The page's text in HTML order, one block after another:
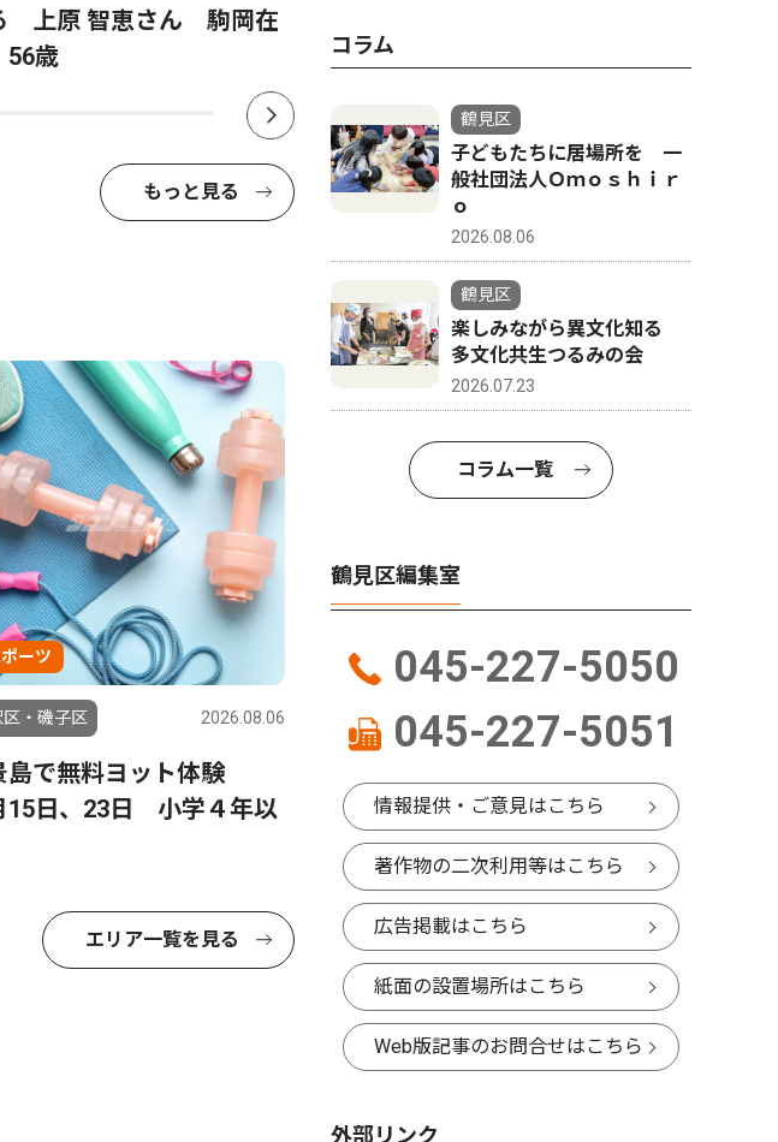
上原 智恵さん 駒岡在
歳
もっと見る
ーツ
区・磯子区 2026.08.06
島で無料ヨット体験
15日、23日 小学４年以
エリア一覧を見る
コラム
鶴見区
子どもたちに居場所を 一
般社団法人Ｏｍｏｓｈｉｒ
ｏ
2026.08.06
鶴見区
楽しみながら異文化知る
多文化共生つるみの会
2026.07.23
コラム一覧
鶴見区編集室
045-227-5050
045-227-5051
情報提供・ご意見はこちら
著作物の二次利用等はこちら
広告掲載はこちら
紙面の設置場所はこちら
Web版記事のお問合せはこちら
外部リンク